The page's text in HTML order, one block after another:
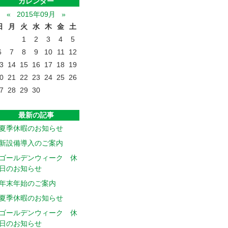
«
2015年09月
»
月 火 水 木 金
土
1
2 3 4
5
7 8 9 10 11
12
14 15 16 17 18
19
21 22 23 24 25 26
28 29 30
最新の記事
夏季休暇のお知らせ
新設備導入のご案内
ゴールデンウィーク 休
日のお知らせ
末年始のご案内
夏季休暇のお知らせ
ゴールデンウィーク 休
日のお知らせ